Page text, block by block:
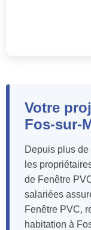
Votre
Fos-sur-
Depuis plus
les
de Fenêtre
salariées
Fenêtre PVC,
habitation à